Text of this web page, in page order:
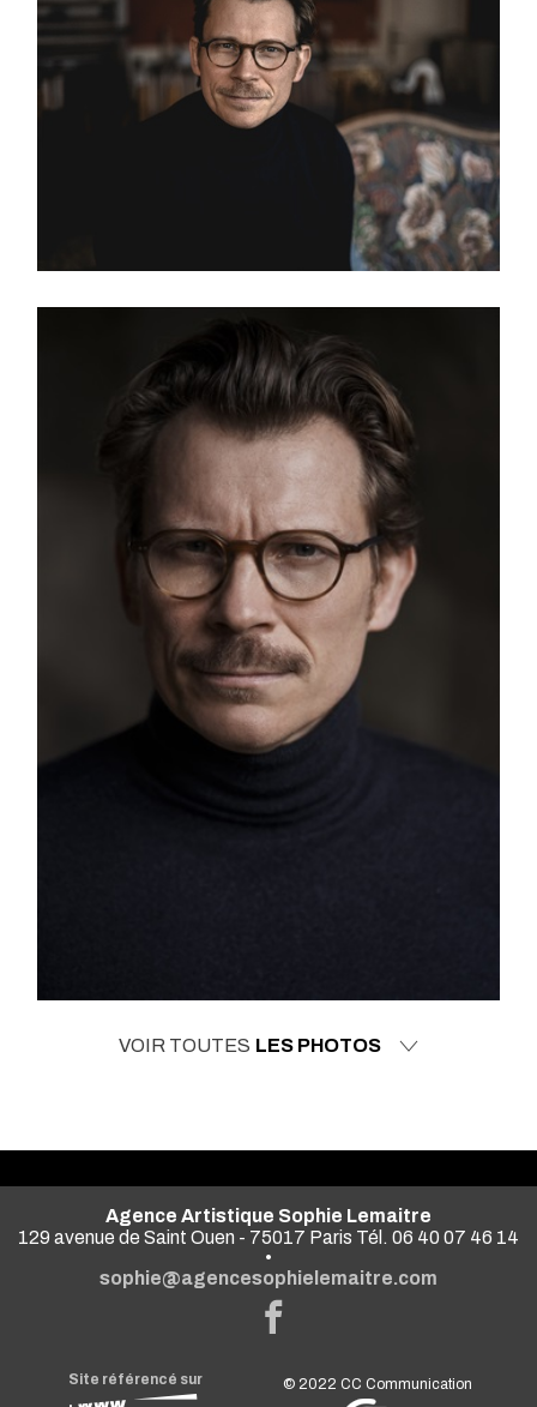
VOIR TOUTES LES PHOTOS
Agence Artistique Sophie Lemaitre
129 avenue de Saint Ouen - 75017 Paris Tél. 06 40 07 46 14
•
sophie@agencesophielemaitre.com
Site référencé sur © 2022CC Communication